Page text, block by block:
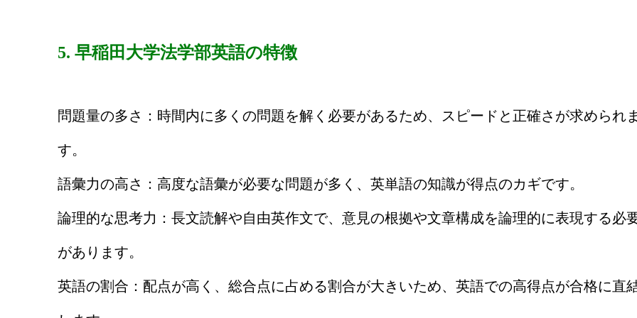
5. 早稲田大学法学部英語の特徴
問題量の多さ：時間内に多くの問題を解く必要があるため、スピードと正確さが求められま
す。
語彙力の高さ：高度な語彙が必要な問題が多く、英単語の知識が得点のカギです。
論理的な思考力：長文読解や自由英作文で、意見の根拠や文章構成を論理的に表現する必
があります。
英語の割合：配点が高く、総合点に占める割合が大きいため、英語での高得点が合格に直